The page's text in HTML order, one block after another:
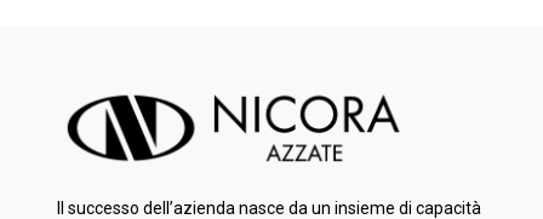
Il successo dell’azienda nasce da un insieme di capacità